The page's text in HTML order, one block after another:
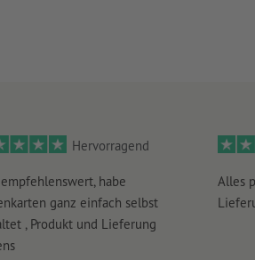
Hervorragend
habe
ganz einfach selbst
, Produkt und Lieferung
Alles